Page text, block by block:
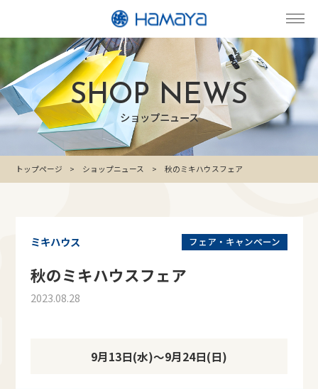
SHOP NEWS
ショップニュース
トップページ ショップニュース 秋のミキハウスフェア
フェア・キャンペーン
ミキハウス
秋のミキハウスフェア
2023.08.28
9月13日(水)～9月24日(日)